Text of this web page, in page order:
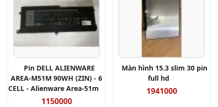
Pin DELL ALIENWARE
AREA-M51M 90WH (ZIN) - 6
CELL - Alienware Area-51m
1150000
Màn hình 15.3 slim 30 pin
full hd
1941000